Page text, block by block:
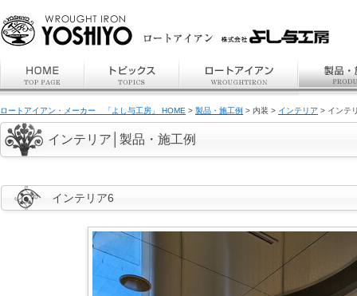
ロートアイアン・メーカー 「よし与工房」 HOME > 製品・施工例 > 内装 > インテリア > インテ
インテリア│製品・施工例
インテリア6